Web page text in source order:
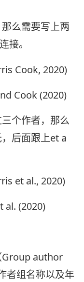
么需要写上两
接。
Cook, 2020)
Cook (2020)
个作者，那么
后面跟上et a
et al., 2020)
al. (2020)
Group author
者组名称以及年